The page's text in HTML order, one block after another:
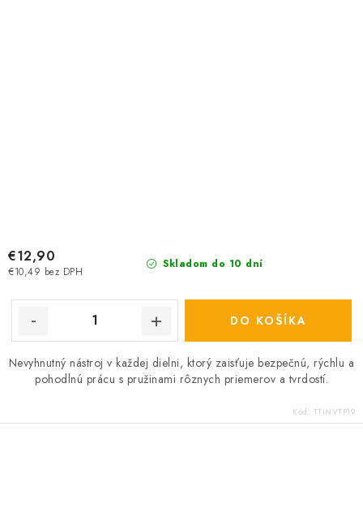
Skladom do 10 dní
€10,49 bez DPH
€12,90
DO KOŠÍKA
Nevyhnutný nástroj v každej dielni, ktorý zaisťuje bezpečnú, rýchlu a
pohodlnú prácu s pružinami rôznych priemerov a tvrdostí.
Kód: TTINVTP19